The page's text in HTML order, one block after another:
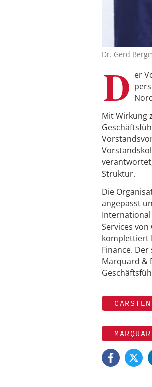
Dr. Gerd
D er
Mit Wirkung
Struktur.
Die
angepasst
Services
komplettiert
Finance.
Marquard &